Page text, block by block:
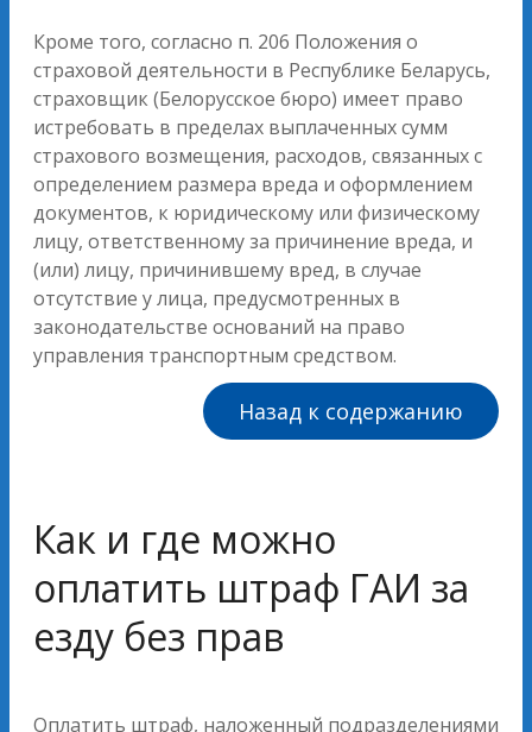
Кроме того, согласно п. 206 Положения о
страховой деятельности в Республике Беларусь,
страховщик (Белорусское бюро) имеет право
истребовать в пределах выплаченных сумм
страхового возмещения, расходов, связанных с
определением размера вреда и оформлением
документов, к юридическому или физическому
лицу, ответственному за причинение вреда, и
(или) лицу, причинившему вред, в случае
отсутствие у лица, предусмотренных в
законодательстве оснований на право
управления транспортным средством.
Назад к содержанию
Как и где можно
оплатить штраф ГАИ за
езду без прав
Оплатить штраф, наложенный подразделениями